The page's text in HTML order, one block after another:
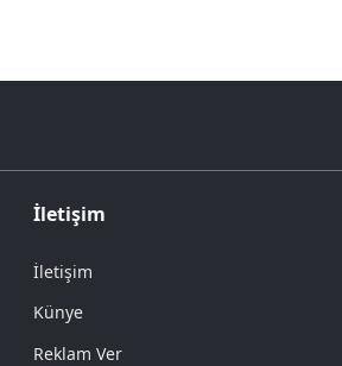
İletişim
İletişim
Künye
Reklam Ver